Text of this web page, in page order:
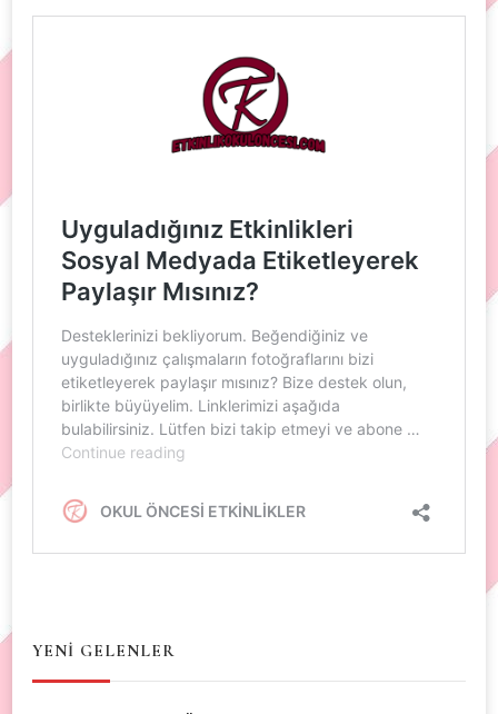
YENİ GELENLER